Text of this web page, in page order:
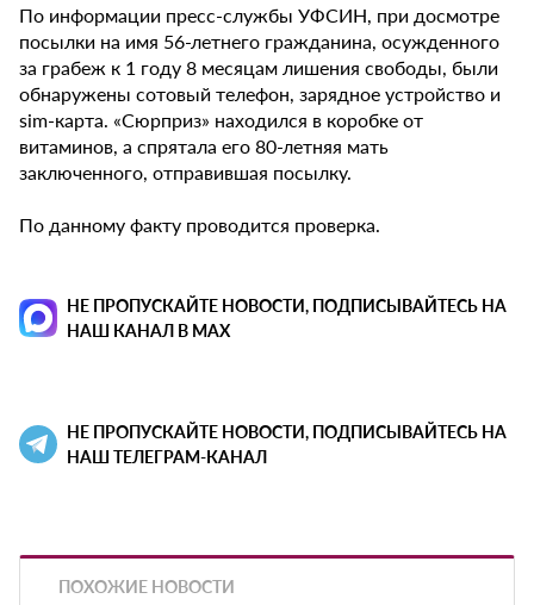
По информации пресс-службы УФСИН, при досмотре
посылки на имя 56-летнего гражданина, осужденного
за грабеж к 1 году 8 месяцам лишения свободы, были
обнаружены сотовый телефон, зарядное устройство и
sim-карта. «Сюрприз» находился в коробке от
витаминов, а спрятала его 80-летняя мать
заключенного, отправившая посылку.
По данному факту проводится проверка.
НЕ ПРОПУСКАЙТЕ НОВОСТИ, ПОДПИСЫВАЙТЕСЬ НА
НАШ КАНАЛ В MAX
НЕ ПРОПУСКАЙТЕ НОВОСТИ, ПОДПИСЫВАЙТЕСЬ НА
НАШ ТЕЛЕГРАМ-КАНАЛ
ПОХОЖИЕ НОВОСТИ